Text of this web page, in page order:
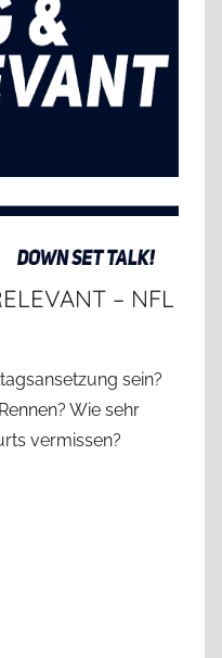
– NFL
sein?
Wie sehr
vermissen?